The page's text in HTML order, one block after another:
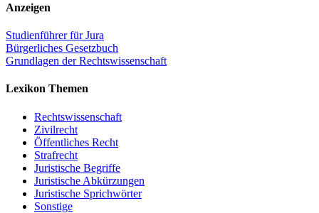
Anzeigen
Studienführer für Jura
Bürgerliches Gesetzbuch
Grundlagen der Rechtswissenschaft
Lexikon Themen
Rechtswissenschaft
Zivilrecht
Öffentliches Recht
Strafrecht
Juristische Begriffe
Juristische Abkürzungen
Juristische Sprichwörter
Sonstige